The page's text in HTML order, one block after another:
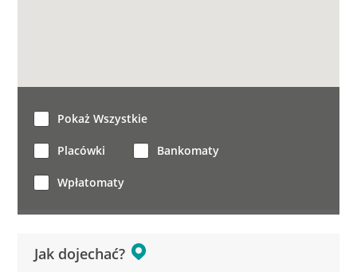
Jak dojechać?
Pokaż Wszystkie
Placówki Bankomaty
Wpłatomaty